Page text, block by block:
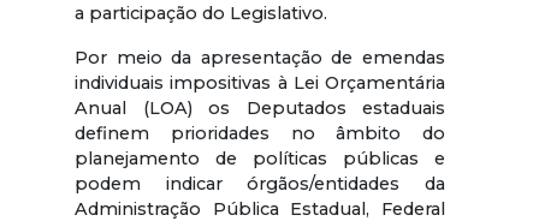
a participação do Legislativo.
Por meio da apresentação de emendas
individuais impositivas à Lei Orçamentária
Anual (LOA) os Deputados estaduais
definem prioridades no âmbito do
planejamento de políticas públicas e
podem indicar órgãos/entidades da
Administração Pública Estadual, Federal